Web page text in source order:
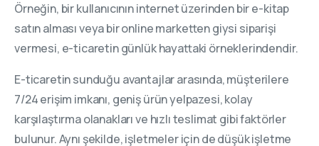
Örneğin, bir kullanıcının internet üzerinden bir e-kitap
satın alması veya bir online marketten giysi siparişi
vermesi, e-ticaretin günlük hayattaki örneklerindendir.
E-ticaretin sunduğu avantajlar arasında, müşterilere
7/24 erişim imkanı, geniş ürün yelpazesi, kolay
karşılaştırma olanakları ve hızlı teslimat gibi faktörler
bulunur. Aynı şekilde, işletmeler için de düşük işletme